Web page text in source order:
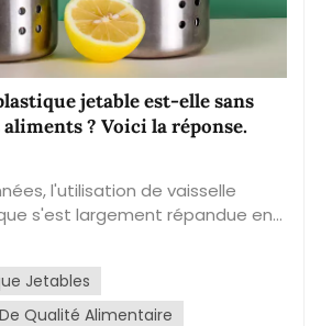
jetable est-elle sans
? Voici la réponse.
l'utilisation de vaisselle
s'est largement répandue en
et de son prix abordable. Des
fêtes en passant par le
gobelets et couverts en
omniprésents dans les
Jetables
Qualité Alimentaire